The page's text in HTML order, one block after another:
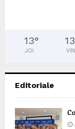
13°
JOI
13
VIN
Editoriale